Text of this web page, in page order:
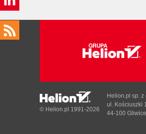
© Helion.pl 1991-2026
Helion.pl sp. z
ul. Kościuszki
44-100 Gliwice